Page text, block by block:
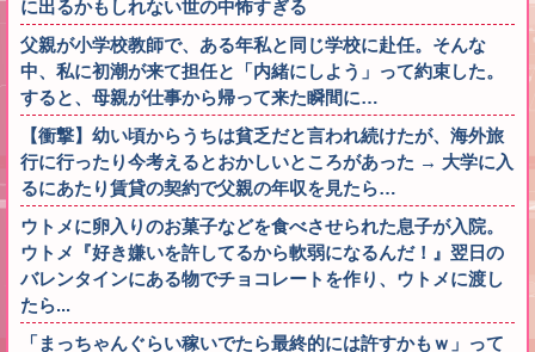
に出るかもしれない世の中怖すぎる
父親が小学校教師で、ある年私と同じ学校に赴任。そんな
中、私に初潮が来て担任と「内緒にしよう」って約束した。
すると、母親が仕事から帰って来た瞬間に…
【衝撃】幼い頃からうちは貧乏だと言われ続けたが、海外旅
行に行ったり今考えるとおかしいところがあった → 大学に入
るにあたり賃貸の契約で父親の年収を見たら…
ウトメに卵入りのお菓子などを食べさせられた息子が入院。
ウトメ『好き嫌いを許してるから軟弱になるんだ！』翌日の
バレンタインにある物でチョコレートを作り、ウトメに渡し
たら...
「まっちゃんぐらい稼いでたら最終的には許すかもｗ」って